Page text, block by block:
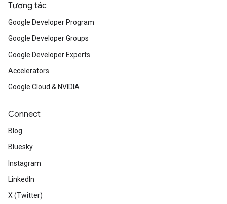
Tương tác
Google Developer Program
Google Developer Groups
Google Developer Experts
Accelerators
Google Cloud & NVIDIA
Connect
Blog
Bluesky
Instagram
LinkedIn
X (Twitter)